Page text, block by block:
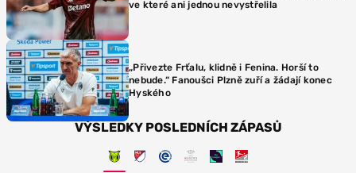
ve které ani jednou nevystřelila
„Přivezte Frťalu, klidně i Fenina. Horší to
nebude.“ Fanoušci Plzně zuří a žádají konec
Hyského
VÝSLEDKY POSLEDNÍCH ZÁPASŮ